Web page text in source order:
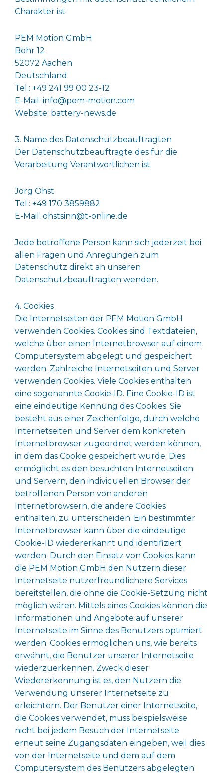
Charakter ist:
PEM Motion GmbH
Bohr 12
52072 Aachen
Deutschland
Tel.: +49 241 99 00 23-12
E-Mail: info@pem-motion.com
Website: battery-news.de
3. Name des Datenschutzbeauftragten
Der Datenschutzbeauftragte des für die
Verarbeitung Verantwortlichen ist:
Jörg Ohst
Tel.: +49 170 3859882
E-Mail: ohstsinn@t-online.de
Jede betroffene Person kann sich jederzeit bei
allen Fragen und Anregungen zum
Datenschutz direkt an unseren
Datenschutzbeauftragten wenden.
4. Cookies
Die Internetseiten der PEM Motion GmbH
verwenden Cookies. Cookies sind Textdateien,
welche über einen Internetbrowser auf einem
Computersystem abgelegt und gespeichert
werden. Zahlreiche Internetseiten und Server
verwenden Cookies. Viele Cookies enthalten
eine sogenannte Cookie-ID. Eine Cookie-ID ist
eine eindeutige Kennung des Cookies. Sie
besteht aus einer Zeichenfolge, durch welche
Internetseiten und Server dem konkreten
Internetbrowser zugeordnet werden können,
in dem das Cookie gespeichert wurde. Dies
ermöglicht es den besuchten Internetseiten
und Servern, den individuellen Browser der
betroffenen Person von anderen
Internetbrowsern, die andere Cookies
enthalten, zu unterscheiden. Ein bestimmter
Internetbrowser kann über die eindeutige
Cookie-ID wiedererkannt und identifiziert
werden. Durch den Einsatz von Cookies kann
die PEM Motion GmbH den Nutzern dieser
Internetseite nutzerfreundlichere Services
bereitstellen, die ohne die Cookie-Setzung nicht
möglich wären. Mittels eines Cookies können die
Informationen und Angebote auf unserer
Internetseite im Sinne des Benutzers optimiert
werden. Cookies ermöglichen uns, wie bereits
erwähnt, die Benutzer unserer Internetseite
wiederzuerkennen. Zweck dieser
Wiedererkennung ist es, den Nutzern die
Verwendung unserer Internetseite zu
erleichtern. Der Benutzer einer Internetseite,
die Cookies verwendet, muss beispielsweise
nicht bei jedem Besuch der Internetseite
erneut seine Zugangsdaten eingeben, weil dies
von der Internetseite und dem auf dem
Computersystem des Benutzers abgelegten